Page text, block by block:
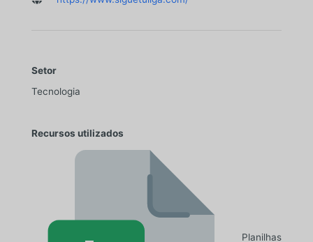
Setor
Tecnologia
Recursos utilizados
Planilhas